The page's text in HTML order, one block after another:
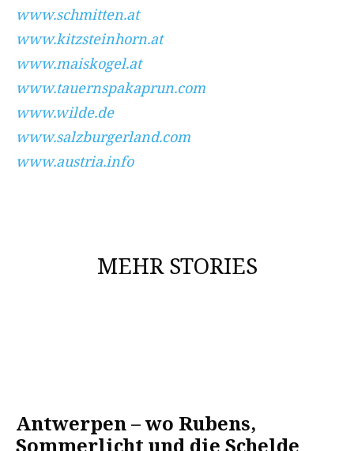
www.schmitten.at
www.kitzsteinhorn.at
www.maiskogel.at
www.tauernspakaprun.com
www.wilde.de
www.salzburgerland.com
www.austria.info
MEHR STORIES
Antwerpen – wo Rubens,
Sommerlicht und die Schelde